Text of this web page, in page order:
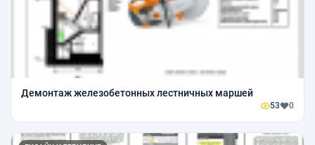
Демонтаж железобетонных лестничных маршей
53 0